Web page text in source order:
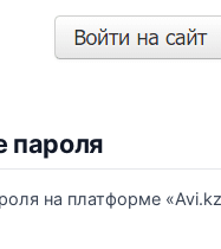
пароля
на платформе